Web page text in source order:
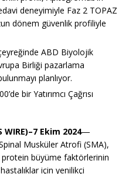
deneyimiyle Faz 2 TOPAZ
dönem güvenlik profiliyle
ABD Biyolojik
Birliği pazarlama
planlıyor.
bir Yatırımcı Çağrısı
WIRE)–7 Ekim 2024—
Musküler Atrofi (SMA),
büyüme faktörlerinin
için yenilikçi